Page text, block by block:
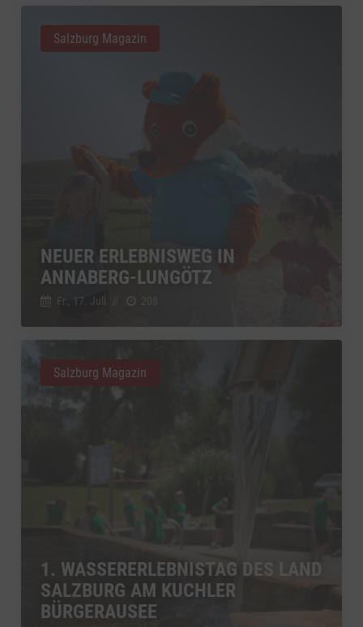
NEUER ERLEBNISWEG IN
ANNABERG-LUNGÖTZ
Fr., 17. Juli 208
Salzburg Magazin
1. WASSERERLEBNISTAG DES LAND
SALZBURG AM KUCHLER
BÜRGERAUSEE
Salzburg Magazin